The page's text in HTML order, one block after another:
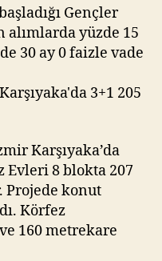
3+1
205
bin
liraya!
Gençler
alımlarda yüzde 15
30 ay 0 faizle vade
Karşıyaka’da
Evleri 8 blokta 207
Projede konut
Körfez
160 metrekare